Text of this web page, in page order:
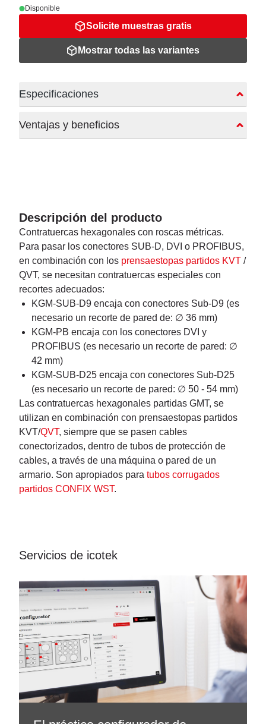
Disponible
Solicite muestras gratis
Mostrar todas las variantes
Especificaciones
Ventajas y beneficios
Descripción del producto
Contratuercas hexagonales con roscas métricas.
Para pasar los conectores SUB-D, DVI o PROFIBUS,
en combinación con los prensaestopas partidos KVT /
QVT, se necesitan contratuercas especiales con
recortes adecuados:
KGM-SUB-D9 encaja con conectores Sub-D9 (es
necesario un recorte de pared de: ∅ 36 mm)
KGM-PB encaja con los conectores DVI y
PROFIBUS (es necesario un recorte de pared: ∅
42 mm)
KGM-SUB-D25 encaja con conectores Sub-D25
(es necesario un recorte de pared: ∅ 50 - 54 mm)
Las contratuercas hexagonales partidas GMT, se
utilizan en combinación con prensaestopas partidos
KVT/QVT, siempre que se pasen cables
conectorizados, dentro de tubos de protección de
cables, a través de una máquina o pared de un
armario. Son apropiados para tubos corrugados
partidos CONFIX WST.
Servicios de icotek